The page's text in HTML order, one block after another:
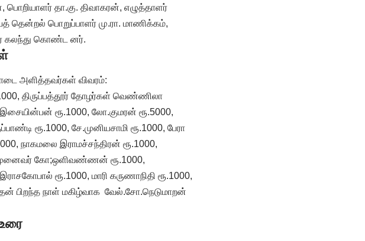
தா.கு. திவாகரன், எழுத்தாளர்
தென்றல் பொறுப்பாளர் மு.ரா. மாணிக்கம்,
கலந்து கொண்ட னர்.
அளித்தவர்கள் விவரம்:
திருப்பத்தூர் தோழர்கள் வெண்ணிலா
ரூ.1000, லோ.குமரன் ரூ.5000,
ரூ.1000, சே.முனியசாமி ரூ.1000, பேரா
நாகமலை இராமச்சந்திரன் ரூ.1000,
முனைவர் கோ;ஒளிவண்ணன் ரூ.1000,
ரூ.1000, மாரி கருணாநிதி ரூ.1000,
பிறந்த நாள் மகிழ்வாக வேல்.சோ.நெடுமாறன்